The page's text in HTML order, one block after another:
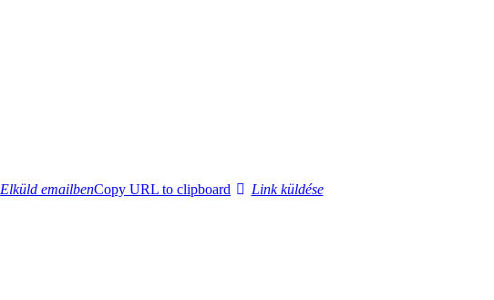
Elküld emailbenCopy URL to clipboard Link küldése